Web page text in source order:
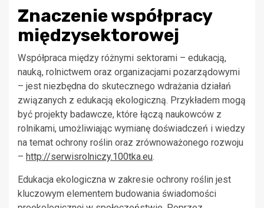
Znaczenie współpracy
międzysektorowej
Współpraca między różnymi sektorami – edukacją,
nauką, rolnictwem oraz organizacjami pozarządowymi
– jest niezbędna do skutecznego wdrażania działań
związanych z edukacją ekologiczną. Przykładem mogą
być projekty badawcze, które łączą naukowców z
rolnikami, umożliwiając wymianę doświadczeń i wiedzy
na temat ochrony roślin oraz zrównoważonego rozwoju
– http://serwisrolniczy.100tka.eu.
Edukacja ekologiczna w zakresie ochrony roślin jest
kluczowym elementem budowania świadomości